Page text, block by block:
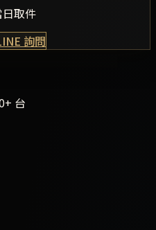
取件
詢問
台